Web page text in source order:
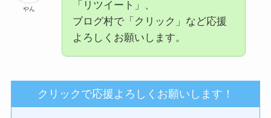
やん
「リツイート」、
ブログ村で「クリック」など応援
よろしくお願いします。
クリックで応援よろしくお願いします！